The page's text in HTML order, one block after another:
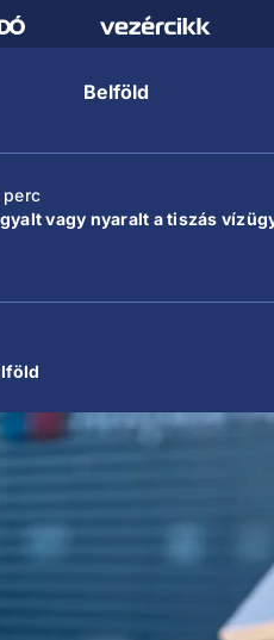
Belföld
perc
vagy nyaralt a tiszás